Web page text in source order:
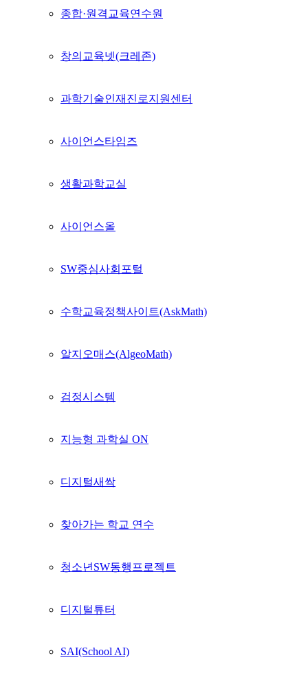
종합·원격교육연수원
창의교육넷(크레존)
과학기술인재진로지원센터
사이언스타임즈
생활과학교실
사이언스올
SW중심사회포털
수학교육정책사이트(AskMath)
알지오매스(AlgeoMath)
검정시스템
지능형 과학실 ON
디지털새싹
찾아가는 학교 연수
청소년SW동행프로젝트
디지털튜터
SAI(School AI)